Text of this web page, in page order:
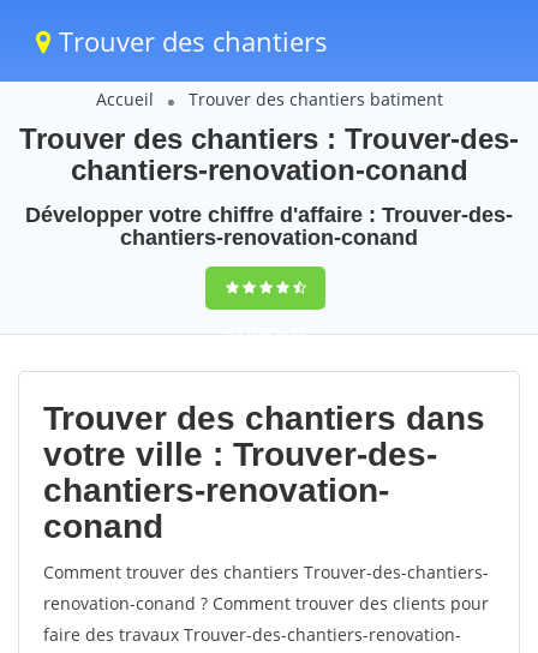
Trouver des chantiers
Accueil Trouver des chantiers batiment
Trouver des chantiers : Trouver-des-
chantiers-renovation-conand
Développer votre chiffre d'affaire : Trouver-des-
chantiers-renovation-conand
9,5(100%)93
votes
Trouver des chantiers dans
votre ville : Trouver-des-
chantiers-renovation-
conand
Comment trouver des chantiers Trouver-des-chantiers-
renovation-conand ? Comment trouver des clients pour
faire des travaux Trouver-des-chantiers-renovation-